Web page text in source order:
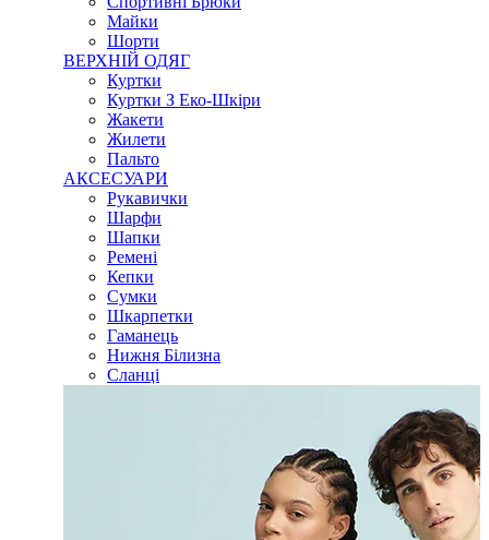
Майки
Шорти
ВЕРХНІЙ ОДЯГ
Куртки
Куртки З Еко-Шкіри
Жакети
Жилети
Пальто
АКСЕСУАРИ
Рукавички
Шарфи
Шапки
Ремені
Кепки
Сумки
Шкарпетки
Гаманець
Нижня Білизна
Сланці